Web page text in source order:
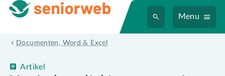
Menu
Documenten, Word & Excel
Artikel